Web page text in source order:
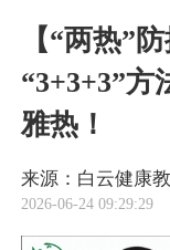
【“两热”
“3+3+3”方
雅热！
来源：白云健康
2026-06-24 09:29:29